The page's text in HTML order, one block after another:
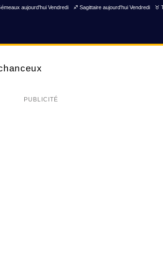
aujourd'hui Vendredi ♐ Sagittaire aujourd'hui Vendredi ♉